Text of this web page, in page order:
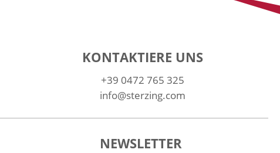
KONTAKTIERE UNS
+39 0472 765 325
info@sterzing.com
NEWSLETTER